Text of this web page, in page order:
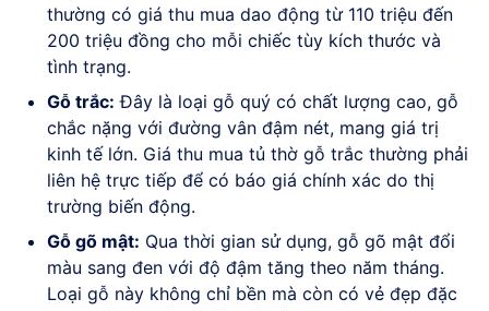
thường có giá thu mua dao động từ 110 triệu đến
200 triệu đồng cho mỗi chiếc tùy kích thước và
tình trạng.
Gỗ trắc: Đây là loại gỗ quý có chất lượng cao, gỗ
chắc nặng với đường vân đậm nét, mang giá trị
kinh tế lớn. Giá thu mua tủ thờ gỗ trắc thường phải
liên hệ trực tiếp để có báo giá chính xác do thị
trường biến động.
Gỗ gõ mật: Qua thời gian sử dụng, gỗ gõ mật đổi
màu sang đen với độ đậm tăng theo năm tháng.
Loại gỗ này không chỉ bền mà còn có vẻ đẹp đặc